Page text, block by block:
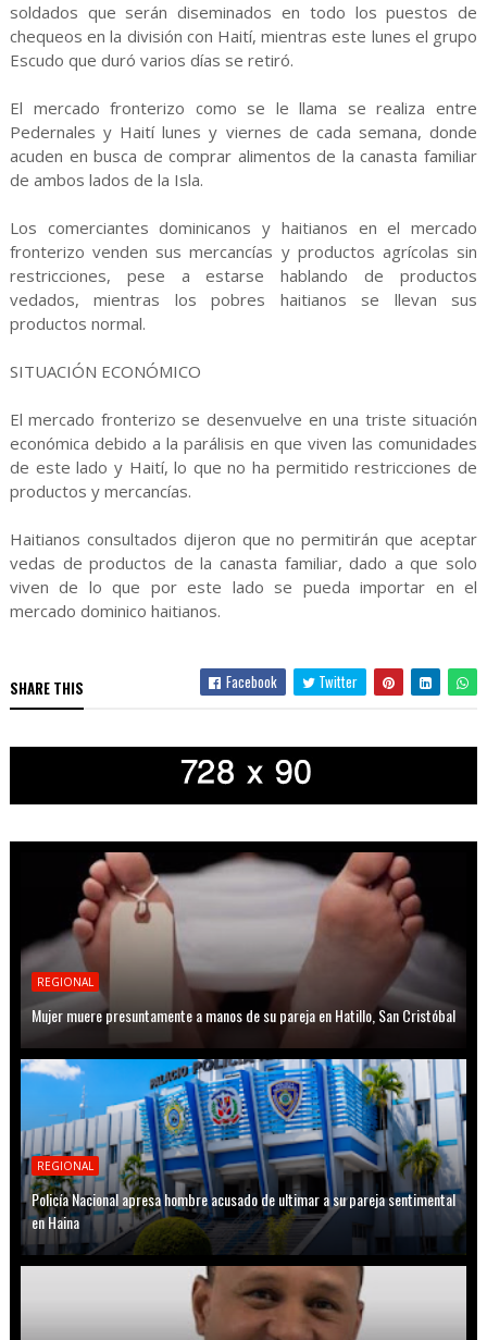
soldados que serán diseminados en todo los puestos de
chequeos en la división con Haití, mientras este lunes el grupo
Escudo que duró varios días se retiró.
El mercado fronterizo como se le llama se realiza entre
Pedernales y Haití lunes y viernes de cada semana, donde
acuden en busca de comprar alimentos de la canasta familiar
de ambos lados de la Isla.
Los comerciantes dominicanos y haitianos en el mercado
fronterizo venden sus mercancías y productos agrícolas sin
restricciones, pese a estarse hablando de productos
vedados, mientras los pobres haitianos se llevan sus
productos normal.
SITUACIÓN ECONÓMICO
El mercado fronterizo se desenvuelve en una triste situación
económica debido a la parálisis en que viven las comunidades
de este lado y Haití, lo que no ha permitido restricciones de
productos y mercancías.
Haitianos consultados dijeron que no permitirán que aceptar
vedas de productos de la canasta familiar, dado a que solo
viven de lo que por este lado se pueda importar en el
mercado dominico haitianos.
SHARE THIS Facebook Twitter
REGIONAL
Mujer muere presuntamente a manos de su pareja en Hatillo, San Cristóbal
REGIONAL
Policía Nacional apresa hombre acusado de ultimar a su pareja sentimental
en Haina